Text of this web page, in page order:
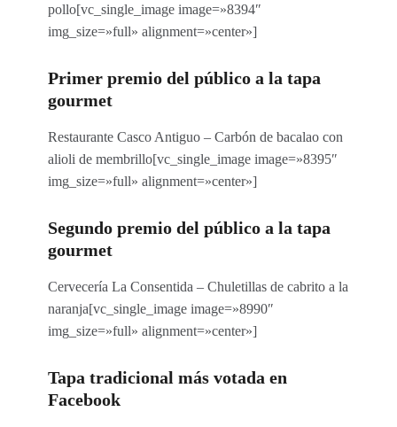
pollo[vc_single_image image=»8394″
img_size=»full» alignment=»center»]
Primer premio del público a la tapa
gourmet
Restaurante Casco Antiguo – Carbón de bacalao con
alioli de membrillo[vc_single_image image=»8395″
img_size=»full» alignment=»center»]
Segundo premio del público a la tapa
gourmet
Cervecería La Consentida – Chuletillas de cabrito a la
naranja[vc_single_image image=»8990″
img_size=»full» alignment=»center»]
Tapa tradicional más votada en
Facebook